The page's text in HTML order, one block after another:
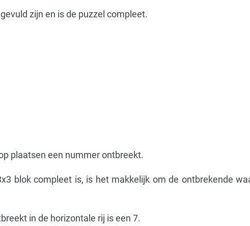
zijn en is de puzzel compleet.
plaatsen een nummer ontbreekt.
blok compleet is, is het makkelijk om de ontbrekende
in de horizontale rij is een 7.